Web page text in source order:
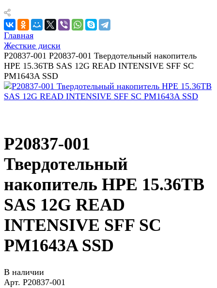
Главная
Жесткие диски
P20837-001 P20837-001 Твердотельный накопитель
HPE 15.36TB SAS 12G READ INTENSIVE SFF SC
PM1643A SSD
P20837-001
Твердотельный
накопитель HPE 15.36TB
SAS 12G READ
INTENSIVE SFF SC
PM1643A SSD
В наличии
Арт. P20837-001